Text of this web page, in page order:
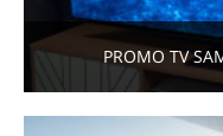
PROMO TV